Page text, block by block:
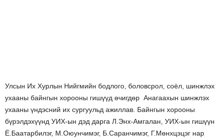
Улсын Их Хурлын Нийгмийн бодлого, боловсрол, соёл, шинжлэх
ухааны байнгын хорооны гишүүд өчигдөр Анагаахын шинжлэх
ухааны үндэсний их сургуульд ажиллав. Байнгын хорооны
бүрэлдэхүүнд УИХ-ын дэд дарга Л.Энх-Амгалан, УИХ-ын гишүүн
Ё.Баатарбилэг, М.Оюунчимэг, Б.Саранчимэг, Г.Мөнхцэцэг нар